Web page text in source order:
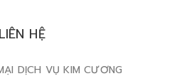
LIÊN HỆ
DỊCH VỤ KIM CƯƠNG